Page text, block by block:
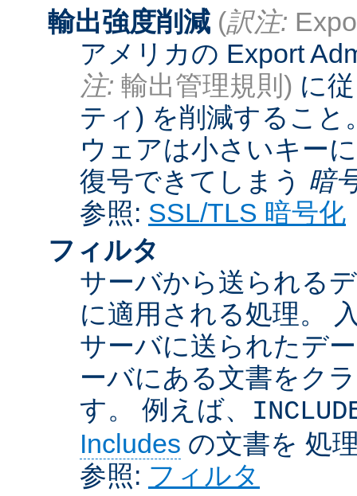
輸出強度削減 (訳注:
アメリカの Export
注: 輸出管理規則) に
ティ) を削減すること
ウェアは小さいキー
復号できてしまう 暗
参照: SSL/TLS 暗号化
フィルタ
サーバから送られる
に適用される処理。
サーバに送られたデ
ーバにある文書をク
す。 例えば、
Includes の文書を 処
参照: フィルタ